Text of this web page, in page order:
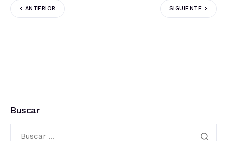
ANTERIOR SIGUIENTE
Buscar